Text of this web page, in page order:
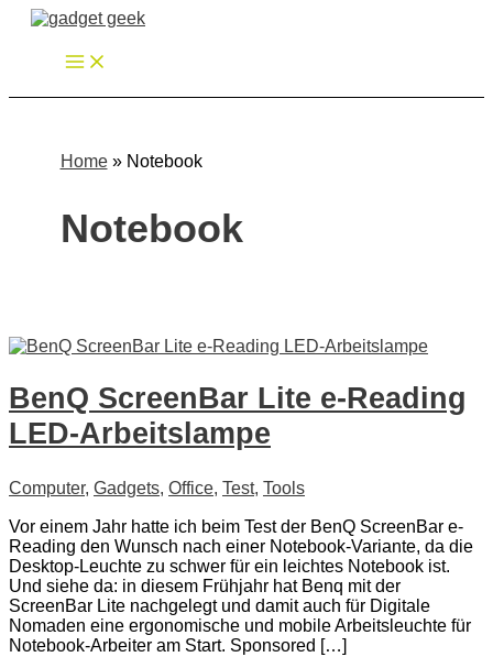
Zum
springen
Home» Notebook
Notebook
BenQ ScreenBar Lite e-Reading
LED-Arbeitslampe
Computer, Gadgets, Office, Test, Tools
Vor einem Jahr hatte ich beim Test der BenQ ScreenBar e-
Reading den Wunsch nach einer Notebook-Variante, da die
Desktop-Leuchte zu schwer für ein leichtes Notebook ist.
Und siehe da: in diesem Frühjahr hat Benq mit der
ScreenBar Lite nachgelegt und damit auch für Digitale
Nomaden eine ergonomische und mobile Arbeitsleuchte für
Notebook-Arbeiter am Start. Sponsored […]